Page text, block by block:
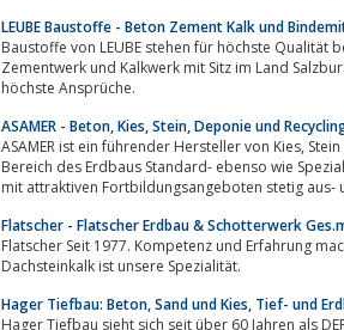
LEUBE Baustoffe - Beton Zement Kalk und
Baustoffe von LEUBE stehen für höchste Qualität
Zementwerk und Kalkwerk mit Sitz im Land
höchste Ansprüche.
ASAMER - Beton, Kies, Stein, Deponie und
ASAMER ist ein führender Hersteller von Kies, Stein und Beton, entwickelt nachhaltige Recyclingkonzepte und übernimmt im
Bereich des Erdbaus Standard- ebenso wie
Flatscher - Flatscher Erdbau & Schotterwerk
Flatscher Seit 1977. Kompetenz und Erfahrung
Dachsteinkalk ist unsere Spezialität.
Hager Tiefbau: Beton, Sand und Kies, Tief- und
Hager Tiefbau sieht sich seit über 60 Jahren als